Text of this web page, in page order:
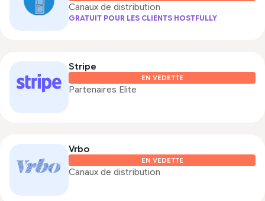
Canaux de distribution
GRATUIT POUR LES CLIENTS HOSTFULLY
Stripe
EN VEDETTE
Partenaires Elite
Vrbo
EN VEDETTE
Canaux de distribution